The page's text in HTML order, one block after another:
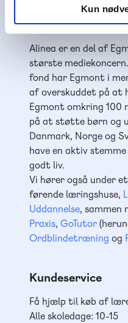
Kun
Alinea støtter
Alinea er en del af
største
fond har Egmont i
af overskuddet på at
Egmont omkring 100
på at støtte børn og
Danmark, Norge og
have en aktiv
godt liv.
Vi hører også under
førende læringshuse,
Uddannelse, sammen
Praxis, GoTutor
Ordblindetræning og
Kundeservice
Få hjælp til køb af
Alle skoledage: 10-15